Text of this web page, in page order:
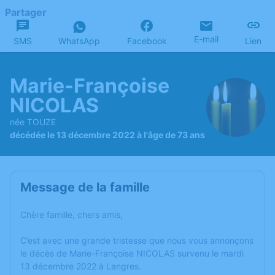
Partager
SMS WhatsApp Facebook E-mail Lien
Marie-Françoise
NICOLAS
née TOUZE
décédée le 13 décembre 2022 à l'âge de 73 ans
Message de la famille
Chère famille, chers amis,
C’est avec une grande tristesse que nous vous annonçons
le décès de Marie-Françoise NICOLAS survenu le mardi
13 décembre 2022 à Langres.